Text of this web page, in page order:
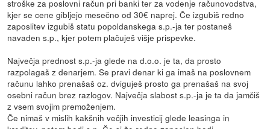
stroške za poslovni račun pri banki ter za vodenje računovodstva,
kjer se cene gibljejo mesečno od 30€ naprej. Če izgubiš redno
zaposlitev izgubiš statu popoldanskega s.p.-ja ter postaneš
navaden s.p., kjer potem plačuješ višje prispevke.
Največja prednost s.p.-ja glede na d.o.o. je ta, da prosto
razpolagaš z denarjem. Se pravi denar ki ga imaš na poslovnem
računu lahko prenašaš oz. dviguješ prosto ga prenašaš na svoj
osebni račun brez razlogov. Največja slabost s.p.-ja je ta da jamčiš
z vsem svojim premoženjem.
Če nimaš v mislih kakšnih večjih investicij glede leasinga in